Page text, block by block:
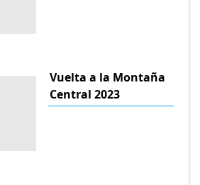
Vuelta a la Montaña
Central 2023